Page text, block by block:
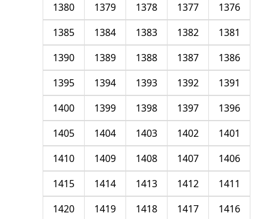
1376
1377
1378
1379
1380
1381
1382
1383
1384
1385
1386
1387
1388
1389
1390
1391
1392
1393
1394
1395
1396
1397
1398
1399
1400
1401
1402
1403
1404
1405
1406
1407
1408
1409
1410
1411
1412
1413
1414
1415
1416
1417
1418
1419
1420